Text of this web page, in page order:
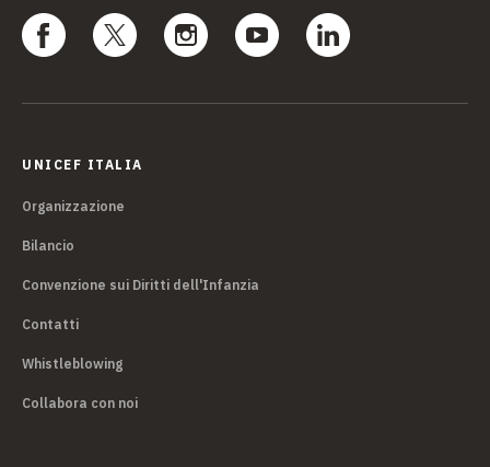
UNICEF ITALIA
Organizzazione
Bilancio
Convenzione sui Diritti dell'Infanzia
Contatti
Whistleblowing
Collabora con noi